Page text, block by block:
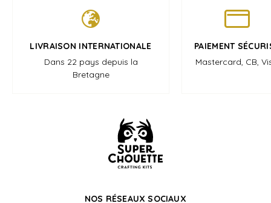
LIVRAISON INTERNATIONALE
Dans 22 pays depuis la
Bretagne
PAIEMENT
Mastercard, CB,
NOS RÉSEAUX SOCIAUX